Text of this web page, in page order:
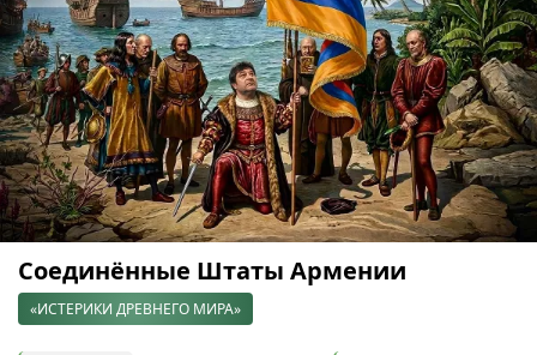
Соединённые Штаты Армении
«ИСТЕРИКИ ДРЕВНЕГО МИРА»